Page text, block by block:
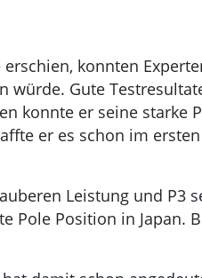
konnten
würde. Gute
konnte er seine starke
er es schon im
Leistung und P3
Pole Position in Japan.